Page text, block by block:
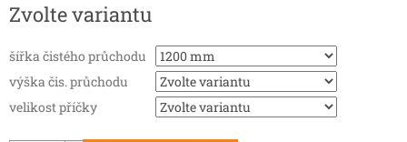
cena:
Zvolte variantu
šířka čistého průchodu
výška čis. průchodu
velikost příčky